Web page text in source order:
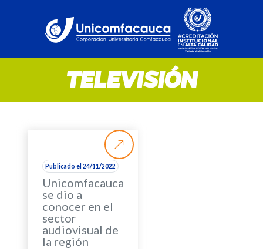
TELEVISIÓN
Publicado el 24/11/2022
Unicomfacauca
se dio a
conocer en el
sector
audiovisual de
la región